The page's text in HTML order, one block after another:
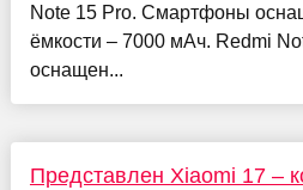
Note 15 Pro. Смартфоны
ёмкости – 7000 мАч. Redmi
оснащен...
Представлен Xiaomi 17 –